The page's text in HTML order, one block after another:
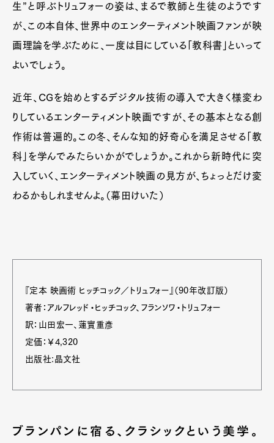
生”と呼ぶトリュフォーの姿は、まるで教師と生徒のようです
が、この本自体、世界中のエンターティメント映画ファンが映
画理論を学ぶために、一度は目にしている「教科書」といって
よいでしょう。
近年、CGを始めとするデジタル技術の導入で大きく様変わ
りしているエンターティメント映画ですが、その基本となる創
作術は普遍的。この冬、そんな知的好奇心を満足させる「教
科」を学んでみたらいかがでしょうか。これから新時代に突
入していく、エンターティメント映画の見方が、ちょっとだけ変
わるかもしれませんよ。（幕田けいた）
『定本 映画術 ヒッチコック／トリュフォー』（90年改訂版）
著者：アルフレッド・ヒッチコック、フランソワ・トリュフォー
訳：山田宏一、蓮實重彥
定価：￥4,320
出版社:晶文社
ブランパンに宿る、クラシックという美学。